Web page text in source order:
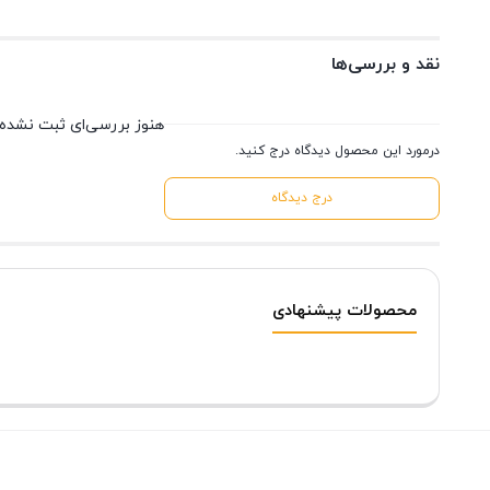
نقد و بررسی‌ها
درمورد این محصول دیدگاه درج کنید.
درج دیدگاه
هنوز بررسی‌ای ثبت
محصولات پیشنهادی